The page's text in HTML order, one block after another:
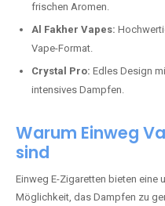
frischen Aromen.
Al Fakher Vapes:
Vape-Format.
Crystal Pro: Edles Design
intensives Dampfen.
Warum Einweg
sind
Einweg E-Zigaretten bieten eine
Möglichkeit, das Dampfen zu